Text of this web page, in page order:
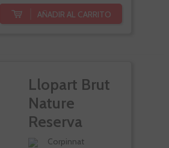
AÑADIR AL CARRITO
Llopart Brut
Nature
Reserva
Corpinnat